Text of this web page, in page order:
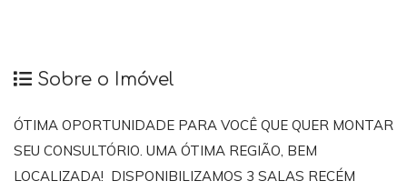
Sobre o Imóvel
ÓTIMA OPORTUNIDADE PARA VOCÊ QUE QUER MONTAR
SEU CONSULTÓRIO. UMA ÓTIMA REGIÃO, BEM
LOCALIZADA! DISPONIBILIZAMOS 3 SALAS RECÉM